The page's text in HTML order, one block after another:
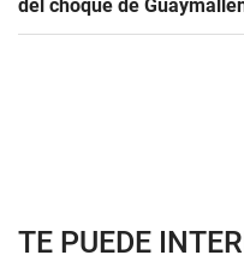
del choque de
TE PUEDE